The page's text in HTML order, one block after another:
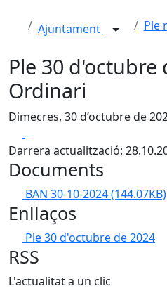
Ajuntament Ple
Ple 30 d'octubre
Ordinari
Dimecres, 30 d’octubre de
Darrera actualització:
Documents
BAN 30-10-2024(144.07KB)
Enllaços
Ple 30 d'octubre de 2024
RSS
L'actualitat a un clic